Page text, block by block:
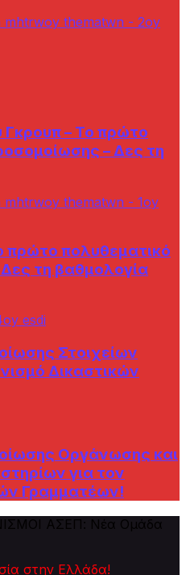
– Το πρώτο
– Δες τη
πολυθεματικό
τη βαθμολογία
Στοιχείων
Δικαστικών
Οργάνωσης και
για τον
Γραμματέων!
στην Ελλάδα!